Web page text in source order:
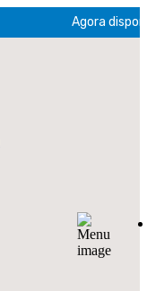
Agora